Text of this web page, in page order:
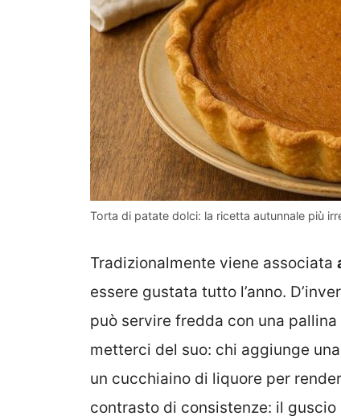
Torta di patate dolci: la ricetta autunnale più
Tradizionalmente viene associata
essere gustata tutto l’anno.
può servire fredda con una
metterci del suo: chi aggiunge
un cucchiaino di liquore per
contrasto di consistenze: il